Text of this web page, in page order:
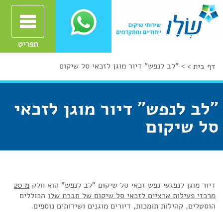
תפריט
דף בית > > "לב לנפש" דיור מוגן לזכאי סל שיקום
"לב לנפש" דיור מוגן לזכאי
סל שיקום
דיור מוגן לנפגעי נפש זכאי סל שיקום "לב לנפש" הוא חלק
מ 20
מרכזי פעילות ארציים לזכאי סל שיקום של חברת שלוהכוללים
הוסטלים, קהילות תומכות, דיורים מוגנים ושירותים נוספים.